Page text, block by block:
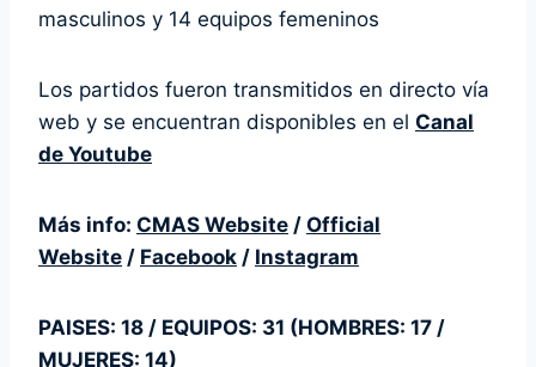
masculinos y 14 equipos femeninos
Los partidos fueron transmitidos en directo vía
web y se encuentran disponibles en el Canal
de Youtube
Más info: CMAS Website / Official
Website / Facebook / Instagram
PAISES: 18 / EQUIPOS: 31 (HOMBRES: 17 /
MUJERES: 14)